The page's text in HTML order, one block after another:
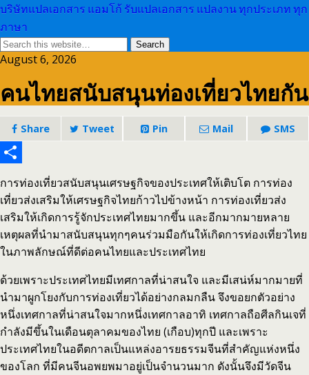
บริษัทแปลเอกสาร แอมโก้ รับแปลเอกสาร แปลงาน ทุกประเภท ทุก
ภาษา
August 6, 2026
คนไทยสนับสนุนท่องเที่ยวไทยกัน
Share Tweet Pin Mail SMS
Share
การท่องเที่ยวสนับสนุนเศรษฐกิจของประเทศให้เติบโต การท่อง
เที่ยวส่งเสริมให้เศรษฐกิจไทยก้าวไปข้างหน้า การท่องเที่ยวส่ง
เสริมให้เกิดการรู้จักประเทศไทยมากขึ้น และอีกมากมายหลาย
เหตุผลที่นำมาสนับสนุนทุกๆคนร่วมมือกันให้เกิดการท่องเที่ยวไทย
ในภาพลักษณ์ที่ดีต่อคนไทยและประเทศไทย
ด้วยเพราะประเทศไทยมีเทศกาลที่น่าสนใจ และมีเสน่ห์มากมายที่
นำมาผูกโยงกับการท่องเที่ยวได้อย่างกลมกลืน จึงขอยกตัวอย่าง
หนึ่งเทศกาลที่น่าสนใจมากหนึ่งเทศกาลอาทิ เทศกาลถือศีลกินเจที่
กำลังมีขึ้นในเดือนตุลาคมของไทย (เกือบ)ทุกปี และเพราะ
ประเทศไทยในอดีตกาลเป็นแหล่งอารยธรรมจีนที่สำคัญแห่งหนึ่ง
ของโลก ที่มีคนจีนอพยพมาอยู่เป็นจำนวนมาก ดังนั้นจึงมีวัดจีน